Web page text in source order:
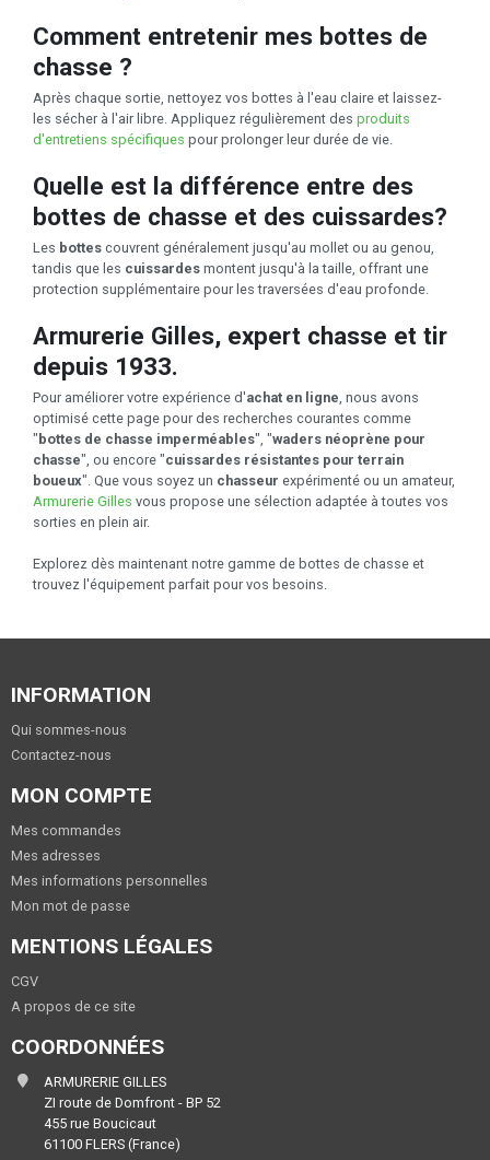
Comment entretenir mes bottes de
chasse ?
Après chaque sortie, nettoyez vos bottes à l'eau claire et laissez-
les sécher à l'air libre. Appliquez régulièrement des produits
d'entretiens spécifiques pour prolonger leur durée de vie.
Quelle est la différence entre des
bottes de chasse et des cuissardes?
Les bottes couvrent généralement jusqu'au mollet ou au genou,
tandis que les cuissardes montent jusqu'à la taille, offrant une
protection supplémentaire pour les traversées d'eau profonde.
Armurerie Gilles, expert chasse et tir
depuis 1933.
Pour améliorer votre expérience d'achat en ligne , nous avons
optimisé cette page pour des recherches courantes comme
" bottes de chasse imperméables", "waders néoprène pour
chasse", ou encore "cuissardes résistantes pour terrain
boueux". Que vous soyez un chasseur expérimenté ou un amateur,
Armurerie Gilles vous propose une sélection adaptée à toutes vos
sorties en plein air.
Explorez dès maintenant notre gamme de bottes de chasse et
trouvez l'équipement parfait pour vos besoins.
INFORMATION
Qui sommes-nous
Contactez-nous
MON COMPTE
Mes commandes
Mes adresses
Mes informations personnelles
Mon mot de passe
MENTIONS LÉGALES
CGV
A propos de ce site
COORDONNÉES
ARMURERIE GILLES
ZI route de Domfront - BP 52
455 rue Boucicaut
61100 FLERS (France)